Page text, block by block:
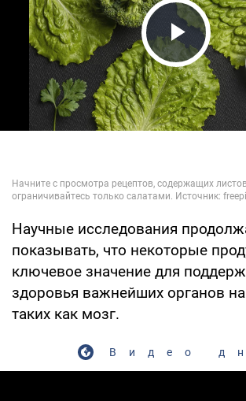
Play
Научные исследования
показывать, что некоторые
ключевое значение для
здоровья важнейших органов
таких как мозг.
Видео